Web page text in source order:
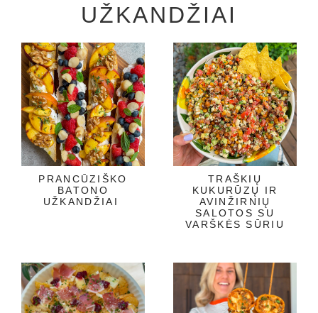
UŽKANDŽIAI
PRANCŪZIŠKO
BATONO
UŽKANDŽIAI
TRAŠKIŲ
KUKURŪZŲ IR
AVINŽIRNIŲ
SALOTOS SU
VARŠKĖS SŪRIU